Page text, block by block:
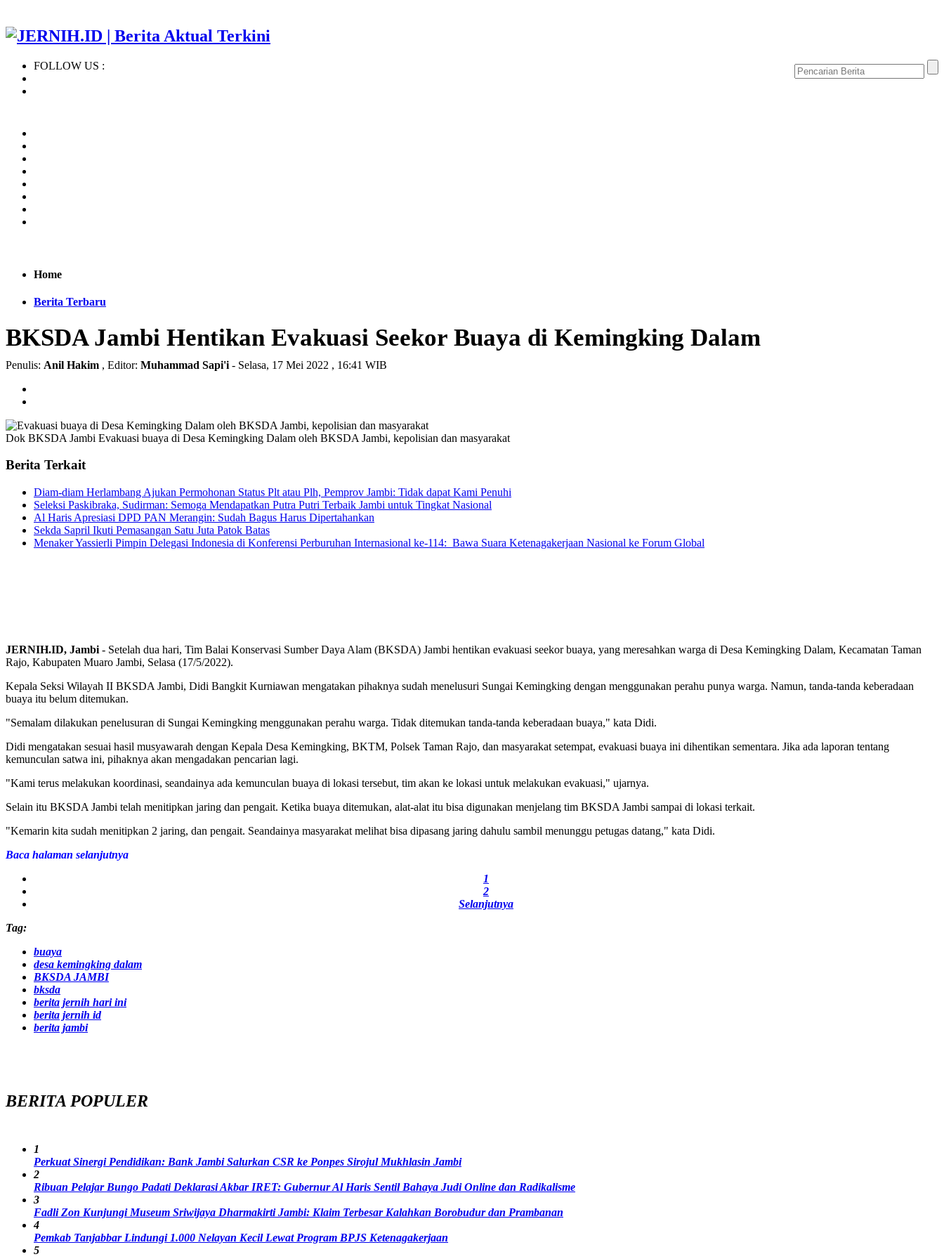
FOLLOW US :
Home
Berita Terbaru
BKSDA Jambi Hentikan Evakuasi Seekor Buaya di Kemingking Dalam
Penulis: Anil Hakim , Editor: Muhammad Sapi'i - Selasa, 17 Mei 2022 , 16:41 WIB
Dok BKSDA Jambi Evakuasi buaya di Desa Kemingking Dalam oleh BKSDA Jambi, kepolisian dan masyarakat
Berita Terkait
Diam-diam Herlambang Ajukan Permohonan Status Plt atau Plh, Pemprov Jambi: Tidak dapat Kami Penuhi
Seleksi Paskibraka, Sudirman: Semoga Mendapatkan Putra Putri Terbaik Jambi untuk Tingkat Nasional
Al Haris Apresiasi DPD PAN Merangin: Sudah Bagus Harus Dipertahankan
Sekda Sapril Ikuti Pemasangan Satu Juta Patok Batas
Menaker Yassierli Pimpin Delegasi Indonesia di Konferensi Perburuhan Internasional ke-114: Bawa Suara Ketenagakerjaan Nasional ke Forum Global
JERNIH.ID, Jambi - Setelah dua hari, Tim Balai Konservasi Sumber Daya Alam (BKSDA) Jambi hentikan evakuasi seekor buaya, yang meresahkan warga di Desa Kemingking Dalam, Kecamatan Taman
Rajo, Kabupaten Muaro Jambi, Selasa (17/5/2022).
Kepala Seksi Wilayah II BKSDA Jambi, Didi Bangkit Kurniawan mengatakan pihaknya sudah menelusuri Sungai Kemingking dengan menggunakan perahu punya warga. Namun, tanda-tanda keberadaan
buaya itu belum ditemukan.
"Semalam dilakukan penelusuran di Sungai Kemingking menggunakan perahu warga. Tidak ditemukan tanda-tanda keberadaan buaya," kata Didi.
Didi mengatakan sesuai hasil musyawarah dengan Kepala Desa Kemingking, BKTM, Polsek Taman Rajo, dan masyarakat setempat, evakuasi buaya ini dihentikan sementara. Jika ada laporan tentang
kemunculan satwa ini, pihaknya akan mengadakan pencarian lagi.
"Kami terus melakukan koordinasi, seandainya ada kemunculan buaya di lokasi tersebut, tim akan ke lokasi untuk melakukan evakuasi," ujarnya.
Selain itu BKSDA Jambi telah menitipkan jaring dan pengait. Ketika buaya ditemukan, alat-alat itu bisa digunakan menjelang tim BKSDA Jambi sampai di lokasi terkait.
"Kemarin kita sudah menitipkan 2 jaring, dan pengait. Seandainya masyarakat melihat bisa dipasang jaring dahulu sambil menunggu petugas datang," kata Didi.
Baca halaman selanjutnya
1
2
Selanjutnya
Tag:
buaya
desa kemingking dalam
BKSDA JAMBI
bksda
berita jernih hari ini
berita jernih id
berita jambi
BERITA POPULER
1
Perkuat Sinergi Pendidikan: Bank Jambi Salurkan CSR ke Ponpes Sirojul Mukhlasin Jambi
2
Ribuan Pelajar Bungo Padati Deklarasi Akbar IRET: Gubernur Al Haris Sentil Bahaya Judi Online dan Radikalisme
3
Fadli Zon Kunjungi Museum Sriwijaya Dharmakirti Jambi: Klaim Terbesar Kalahkan Borobudur dan Prambanan
4
Pemkab Tanjabbar Lindungi 1.000 Nelayan Kecil Lewat Program BPJS Ketenagakerjaan
5